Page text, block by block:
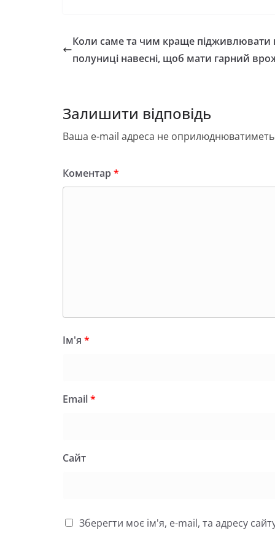
e
b
k
o
d
l л
и
с
я
Коли саме та чим краще підживлювати
полуниці навесні, щоб мати гарний
Залишити відповідь
Ваша e-mail адреса не
Коментар*
Ім'я *
Email*
Сайт
Зберегти моє ім'я, e-mail, та адресу